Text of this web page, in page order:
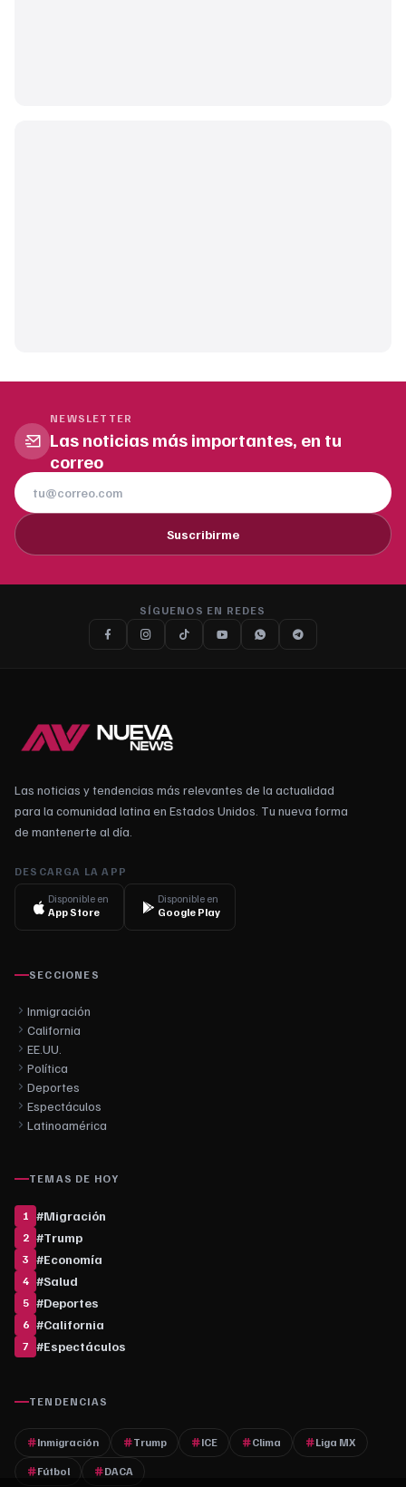
NEWSLETTER
Las noticias más importantes, en tu
correo
Suscribirme
SÍGUENOS EN REDES
Las noticias y tendencias más relevantes de la actualidad
para la comunidad latina en Estados Unidos. Tu nueva forma
de mantenerte al día.
DESCARGA LA APP
Disponible en
App Store
Disponible en
Google Play
SECCIONES
Inmigración
California
EE.UU.
Política
Deportes
Espectáculos
Latinoamérica
TEMAS DE HOY
1 #Migración
2 #Trump
3 #Economía
4 #Salud
5 #Deportes
6 #California
7 #Espectáculos
TENDENCIAS
Inmigración Trump ICE Clima Liga MX
Fútbol DACA